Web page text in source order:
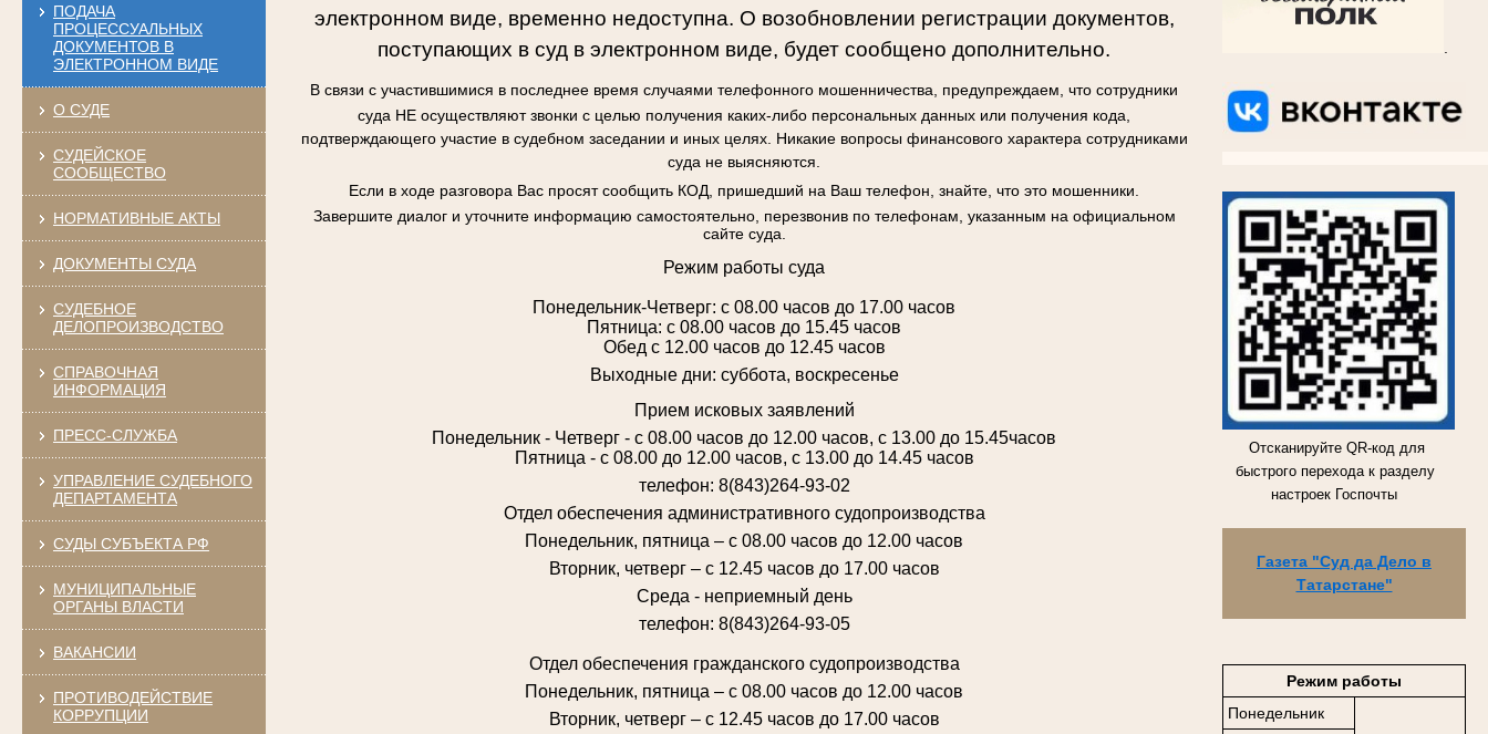
ПОДАЧА
ПРОЦЕССУАЛЬНЫХ
ДОКУМЕНТОВ В
ЭЛЕКТРОННОМ ВИДЕ
О СУДЕ
СУДЕЙСКОЕ
СООБЩЕСТВО
НОРМАТИВНЫЕ АКТЫ
ДОКУМЕНТЫ СУДА
СУДЕБНОЕ
ДЕЛОПРОИЗВОДСТВО
СПРАВОЧНАЯ
ИНФОРМАЦИЯ
ПРЕСС-СЛУЖБА
УПРАВЛЕНИЕ СУДЕБНОГО
ДЕПАРТАМЕНТА
СУДЫ СУБЪЕКТА РФ
МУНИЦИПАЛЬНЫЕ
ОРГАНЫ ВЛАСТИ
ВАКАНСИИ
ПРОТИВОДЕЙСТВИЕ
КОРРУПЦИИ
Отсканируйте QR-код для
быстрого перехода к разделу
настроек Госпочты
Газета "Суд да Дело в
Татарстане"
Режим работы
Понедельник
электронном виде, временно недоступна. О возобновлении регистрации документов,
поступающих в суд в электронном виде, будет сообщено дополнительно.
В связи с участившимися в последнее время случаями телефонного мошенничества, предупреждаем, что сотрудники
суда НЕ осуществляют звонки с целью получения каких-либо персональных данных или получения кода,
подтверждающего участие в судебном заседании и иных целях. Никакие вопросы финансового характера сотрудниками
суда не выясняются.
Если в ходе разговора Вас просят сообщить КОД, пришедший на Ваш телефон, знайте, что это мошенники.
Завершите диалог и уточните информацию самостоятельно, перезвонив по телефонам, указанным на официальном
сайте суда.
Режим работы суда
Понедельник-Четверг: с 08.00 часов до 17.00 часов
Пятница: с 08.00 часов до 15.45 часов
Обед с 12.00 часов до 12.45 часов
Выходные дни: суббота, воскресенье
Прием исковых заявлений
Понедельник - Четверг - с 08.00 часов до 12.00 часов, с 13.00 до 15.45часов
Пятница - с 08.00 до 12.00 часов, с 13.00 до 14.45 часов
телефон: 8(843)264-93-02
Отдел обеспечения административного судопроизводства
Понедельник, пятница – с 08.00 часов до 12.00 часов
Вторник, четверг – с 12.45 часов до 17.00 часов
Среда - неприемный день
телефон: 8(843)264-93-05
Отдел обеспечения гражданского судопроизводства
Понедельник, пятница – с 08.00 часов до 12.00 часов
Вторник, четверг – с 12.45 часов до 17.00 часов